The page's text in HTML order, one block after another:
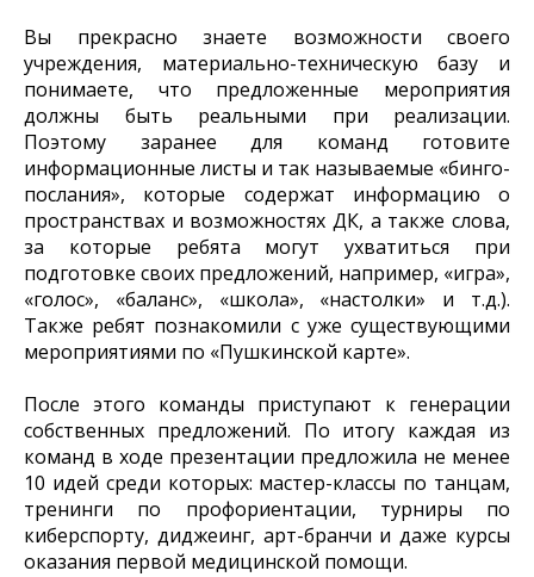
Вы прекрасно знаете возможности своего
учреждения, материально-техническую базу и
понимаете, что предложенные мероприятия
должны быть реальными при реализации.
Поэтому заранее для команд готовите
информационные листы и так называемые «бинго-
послания», которые содержат информацию о
пространствах и возможностях ДК, а также слова,
за которые ребята могут ухватиться при
подготовке своих предложений, например, «игра»,
«голос», «баланс», «школа», «настолки» и т.д.).
Также ребят познакомили с уже существующими
мероприятиями по «Пушкинской карте».
После этого команды приступают к генерации
собственных предложений. По итогу каждая из
команд в ходе презентации предложила не менее
10 идей среди которых: мастер-классы по танцам,
тренинги по профориентации, турниры по
киберспорту, диджеинг, арт-бранчи и даже курсы
оказания первой медицинской помощи.